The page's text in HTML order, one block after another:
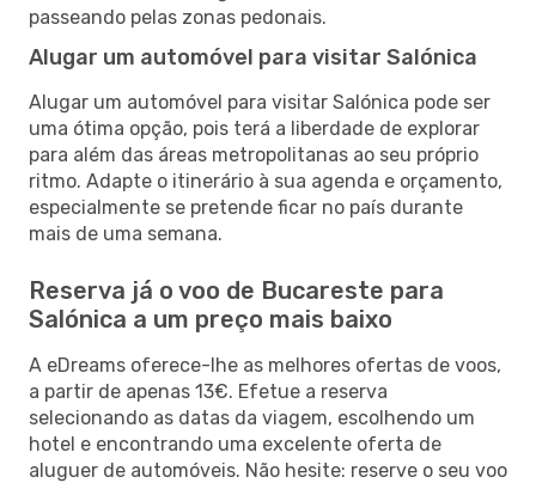
passeando pelas zonas pedonais.
Alugar um automóvel para visitar Salónica
Alugar um automóvel para visitar Salónica pode ser
uma ótima opção, pois terá a liberdade de explorar
para além das áreas metropolitanas ao seu próprio
ritmo. Adapte o itinerário à sua agenda e orçamento,
especialmente se pretende ficar no país durante
mais de uma semana.
Reserva já o voo de Bucareste para
Salónica a um preço mais baixo
A eDreams oferece-lhe as melhores ofertas de voos,
a partir de apenas 13€. Efetue a reserva
selecionando as datas da viagem, escolhendo um
hotel e encontrando uma excelente oferta de
aluguer de automóveis. Não hesite: reserve o seu voo